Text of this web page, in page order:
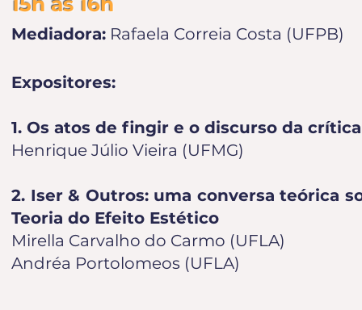
Mediadora: Rafaela Correia Costa (UFPB)
Expositores:
1. Os atos de fingir e o discurso da
Henrique Júlio Vieira (UFMG)
2. Iser & Outros: uma conversa teórica
Teoria do Efeito Estético
Mirella Carvalho do Carmo (UFLA)
Andréa Portolomeos (UFLA)